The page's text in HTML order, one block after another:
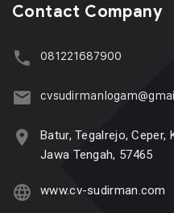
Contact Company
081221687900
Batur, Tegalrejo, Ceper,
Jawa Tengah, 57465
www.cv-sudirman.com